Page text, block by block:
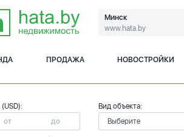
Минск
www.hata.by
ПРОДАЖА НОВОСТРОЙКИ
Вид объекта: